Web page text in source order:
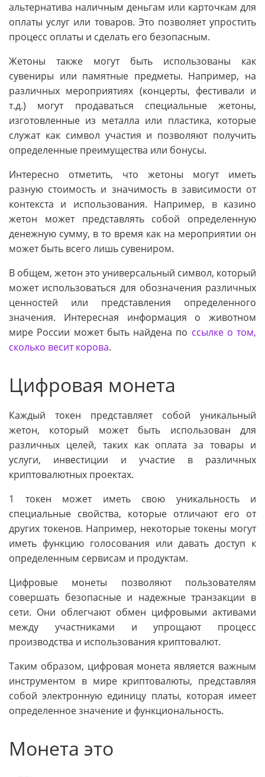
альтернатива наличным деньгам или карточкам для
оплаты услуг или товаров. Это позволяет упростить
процесс оплаты и сделать его безопасным.
Жетоны также могут быть использованы как
сувениры или памятные предметы. Например, на
различных мероприятиях (концерты, фестивали и
т.д.) могут продаваться специальные жетоны,
изготовленные из металла или пластика, которые
служат как символ участия и позволяют получить
определенные преимущества или бонусы.
Интересно отметить, что жетоны могут иметь
разную стоимость и значимость в зависимости от
контекста и использования. Например, в казино
жетон может представлять собой определенную
денежную сумму, в то время как на мероприятии он
может быть всего лишь сувениром.
В общем, жетон это универсальный символ, который
может использоваться для обозначения различных
ценностей или представления определенного
значения. Интересная информация о животном
мире России может быть найдена по ссылке о том,
сколько весит корова.
Цифровая монета
Каждый токен представляет собой уникальный
жетон, который может быть использован для
различных целей, таких как оплата за товары и
услуги, инвестиции и участие в различных
криптовалютных проектах.
1 токен может иметь свою уникальность и
специальные свойства, которые отличают его от
других токенов. Например, некоторые токены могут
иметь функцию голосования или давать доступ к
определенным сервисам и продуктам.
Цифровые монеты позволяют пользователям
совершать безопасные и надежные транзакции в
сети. Они облегчают обмен цифровыми активами
между участниками и упрощают процесс
производства и использования криптовалют.
Таким образом, цифровая монета является важным
инструментом в мире криптовалюты, представляя
собой электронную единицу платы, которая имеет
определенное значение и функциональность.
Монета это